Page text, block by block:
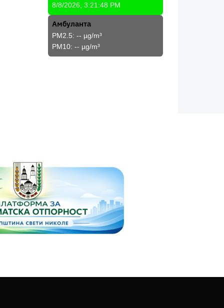
8/8/2026, 3:21:48 PM
Амбуланта
PM2.5: -- µg/m³
PM10: -- µg/m³